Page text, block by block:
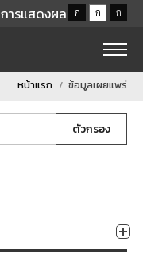
การแสดงผล ก ก ก
หน้าแรก ข้อมูลเผยแพร่
ตัวกรอง